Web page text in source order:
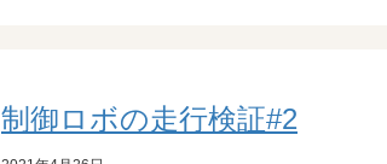
制御ロボの走行検証#2